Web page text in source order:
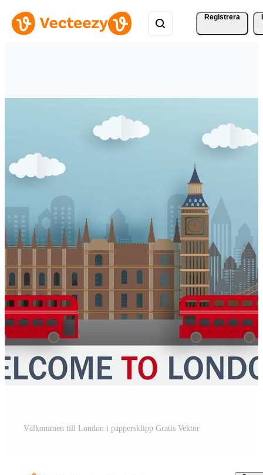
Registrera
Välkommen till London i pappersklipp Gratis Vektor